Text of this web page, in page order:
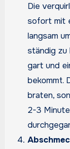
Die
sofort mit
langsam
ständig zu
gart und
bekommt.
braten,
2-3